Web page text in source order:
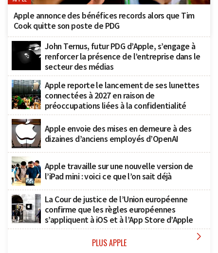
Apple annonce des bénéfices records alors que Tim
Cook quitte son poste de PDG
John Ternus, futur PDG d’Apple, s’engage à
renforcer la présence de l’entreprise dans le
secteur des médias
Apple reporte le lancement de ses lunettes
connectées à 2027 en raison de
préoccupations liées à la confidentialité
Apple envoie des mises en demeure à des
dizaines d’anciens employés d’OpenAI
Apple travaille sur une nouvelle version de
l’iPad mini : voici ce que l’on sait déjà
La Cour de justice de l’Union européenne
confirme que les règles européennes
s’appliquent à iOS et à l’App Store d’Apple
PLUS APPLE 